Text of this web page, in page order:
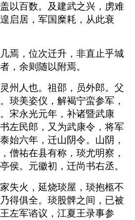
以百数。及建武之兴，虏难
启居，军国糜耗，从此衰
焉，位次迁升，非直止乎城
，余则随以附焉。
州人也。祖邵，员外郎。父
琰美姿仪，解褐宁蛮参军，
宋永光元年，补诸暨武康
左民郎，又为武康令，将军
始六年，迁山阴令。山阴，
僧祐在县有称，琰尤明察，
侯。元徽初，迁尚书右丞。
失火，延烧琰屋，琰抱柩不
得俱全。琰股髀之间，已被
左军谘议，江夏王录事参